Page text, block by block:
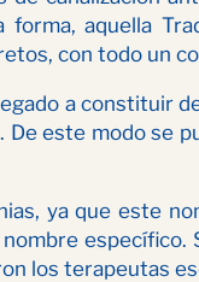
aquella
con todo un
a constituir
este modo
ya que este
los terapeutas